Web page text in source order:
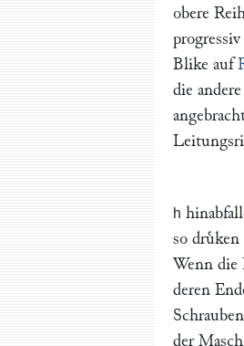
obere
Blike auf
die
h
so druͤken
Wenn die
deren
Schrauben
der